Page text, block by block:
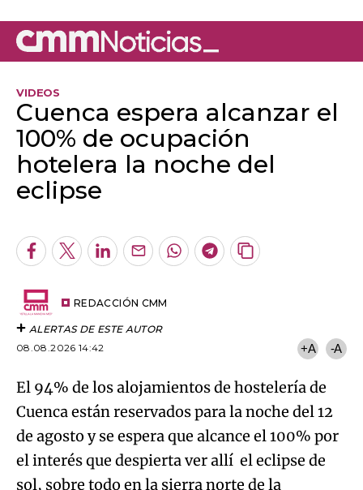
VIDEOS
Cuenca espera alcanzar el
100% de ocupación
hotelera la noche del
eclipse
Facebook
TwitterLinkedInEnviarWhatsapp
Telegram
Copiar
REDACCIÓN CMM
ALERTAS DE ESTE AUTOR
08.08.2026 14:42
+A -A
El 94% de los alojamientos de hostelería de
Cuenca están reservados para la noche del 12
de agosto y se espera que alcance el 100% por
el interés que despierta ver allí el eclipse de
sol, sobre todo en la sierra norte de la